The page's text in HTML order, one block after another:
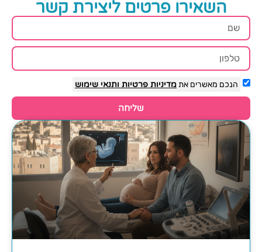
השאירו פרטים ליצירת קשר
הנכם מאשרים אתמדיניות פרטיות ותנאי שימוש
שליחה